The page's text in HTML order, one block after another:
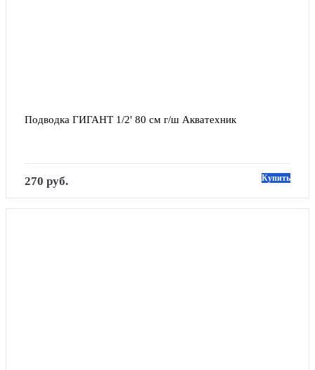
Подводка ГИГАНТ 1/2' 80 см г/ш Акватехник
270 руб. Купить